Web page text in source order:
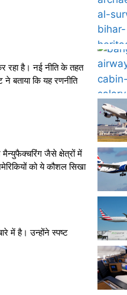
रहा है। नई नीति के तहत
बताया कि यह रणनीति
मैन्युफैक्चरिंग जैसे क्षेत्रों में
को ये कौशल सिखा
में है। उन्होंने स्पष्ट